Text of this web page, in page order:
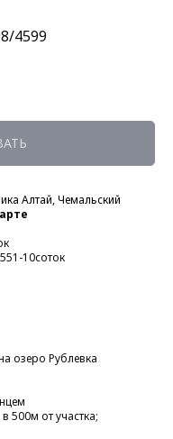
4599
Алтай,Чемальский
10соток
озеро Рублевка
500м от участка;